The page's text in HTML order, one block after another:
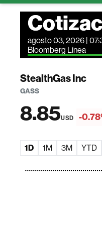
agosto 03, 2026 |
Bloomberg Línea
StealthGas Inc
GASS
8.85USD -
1D 1M 3M YTD